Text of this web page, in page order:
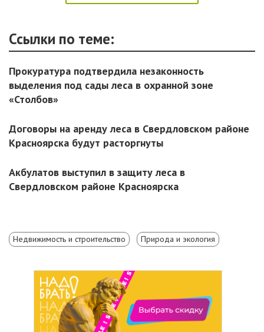
Ссылки по теме:
Прокуратура подтвердила незаконность
выделения под сады леса в охранной зоне
«Столбов»
Договоры на аренду леса в Свердловском районе
Красноярска будут расторгнуты
Акбулатов выступил в защиту леса в
Свердловском районе Красноярска
Недвижимость и строительство Природа и экология